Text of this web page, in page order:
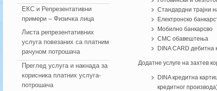
ЕКС и Репрезентативни
примери – Физичка лица
Листа репрезентативних
услуга повезаних са платним
рачуном потрошача
Преглед услуга и накнада за
корисника платних услуга-
потрошача
Стандардни трајни
Електронско
Мобилно банкарсво
СМС обавештења
DINA CARD дебитна
Додатне услуге на захтев
DINA кредитна
кредитног